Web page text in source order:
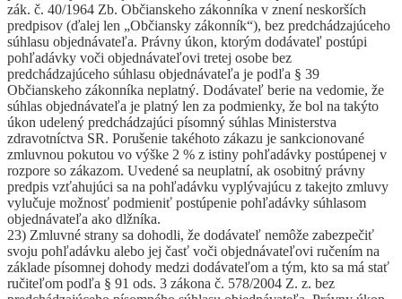
zák. č. 40/1964 Zb. Občianskeho zákonníka v znení neskorších
predpisov (ďalej len „Občiansky zákonník“), bez predchádzajúceho
súhlasu objednávateľa. Právny úkon, ktorým dodávateľ postúpi
pohľadávky voči objednávateľovi tretej osobe bez
predchádzajúceho súhlasu objednávateľa je podľa § 39
Občianskeho zákonníka neplatný. Dodávateľ berie na vedomie, že
súhlas objednávateľa je platný len za podmienky, že bol na takýto
úkon udelený predchádzajúci písomný súhlas Ministerstva
zdravotníctva SR. Porušenie takéhoto zákazu je sankcionované
zmluvnou pokutou vo výške 2 % z istiny pohľadávky postúpenej v
rozpore so zákazom. Uvedené sa neuplatní, ak osobitný právny
predpis vzťahujúci sa na pohľadávku vyplývajúcu z takejto zmluvy
vylučuje možnosť podmieniť postúpenie pohľadávky súhlasom
objednávateľa ako dlžníka.
23) Zmluvné strany sa dohodli, že dodávateľ nemôže zabezpečiť
svoju pohľadávku alebo jej časť voči objednávateľovi ručením na
základe písomnej dohody medzi dodávateľom a tým, kto sa má stať
ručiteľom podľa § 91 ods. 3 zákona č. 578/2004 Z. z. bez